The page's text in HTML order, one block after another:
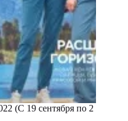
(С 19 сентября по 2